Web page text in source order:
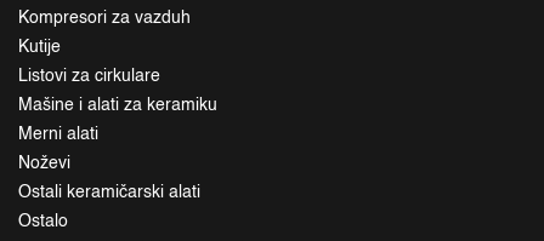
Kompresori za vazduh
Kutije
Listovi za cirkulare
Mašine i alati za keramiku
Merni alati
Noževi
Ostali keramičarski alati
Ostalo